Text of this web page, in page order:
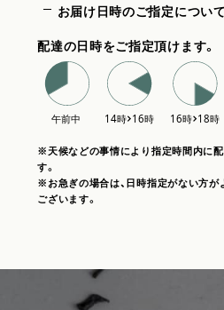
お届け日時のご指定について
配達の日時をご指定頂けます。
※天候などの事情により指定時間内に
す。
※お急ぎの場合は、日時指定がない方
ございます。